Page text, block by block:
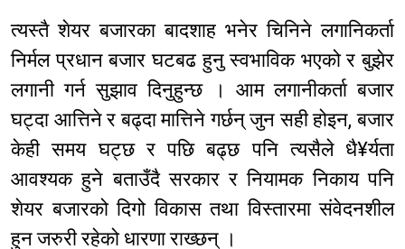
त्यस्तै शेयर बजारका बादशाह भनेर चिनिने लगानिकर्ता
निर्मल प्रधान बजार घटबढ हुनु स्वभाविक भएको र बुझेर
लगानी गर्न सुझाव दिनुहुन्छ । आम लगानीकर्ता बजार
घट्दा आत्तिने र बढ्दा मात्तिने गर्छन् जुन सही होइन, बजार
केही समय घट्छ र पछि बढ्छ पनि त्यसैले धै¥र्यता
आवश्यक हुने बताउँदै सरकार र नियामक निकाय पनि
शेयर बजारको दिगो विकास तथा विस्तारमा संवेदनशील
हुन जरुरी रहेको धारणा राख्छन् ।